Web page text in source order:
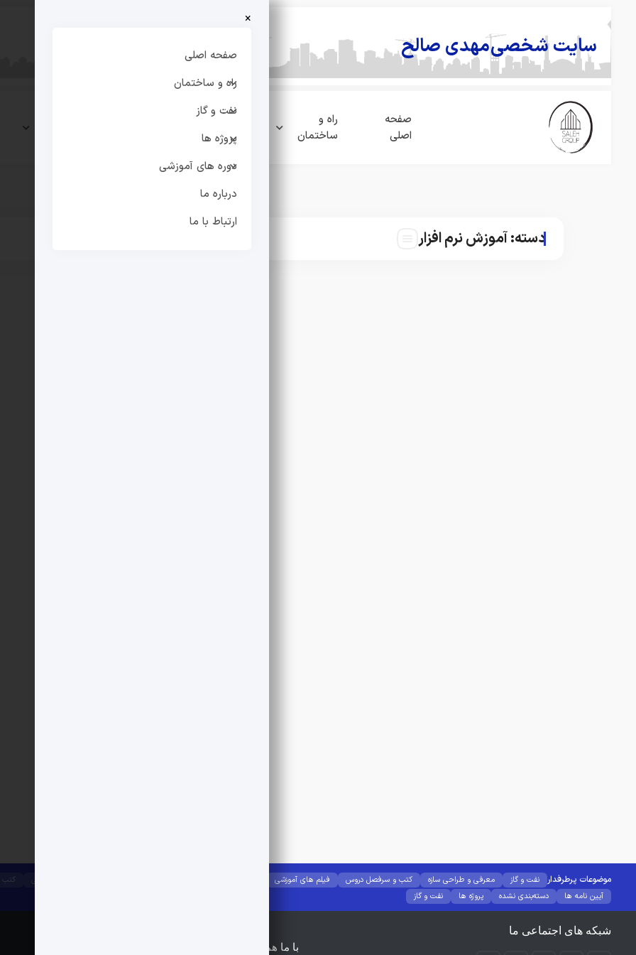
سایت شخصیمهدی صالح
صفحه
اصلی
راه و
ساختمان
گاز
×
صفحه اصلی
راه و ساختمان
نفت و گاز
پروژه ها
دوره های آموزشی
درباره ما
ارتباط با ما
دسته:آموزش نرم افزار
موضوعات پرطرفدار نفت و گاز معرفی و طراحی سازه کتب و سرفصل دروس فیلم های آموزشی مصالح ساختمانی
آیین نامه ها
دسته‌بندی نشده پروژه ها نفت و گاز
شبکه های اجتماعی ما
با ما همراه باشید